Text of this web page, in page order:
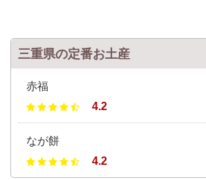
三重県の定番お土産
赤福
4.2
なが餅
4.2